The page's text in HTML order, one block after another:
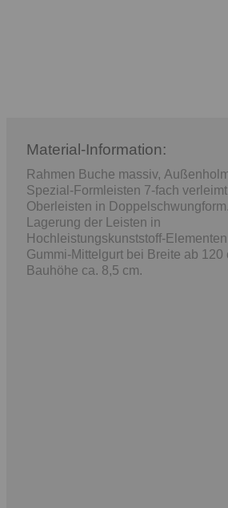
Material-Information:
Rahmen Buche massiv,
Spezial-Formleisten 7-fach
Oberleisten in Doppelschwungform.
Lagerung der Leisten in
Hochleistungskunststoff-
Gummi-Mittelgurt bei Breite ab 120
Bauhöhe ca. 8,5 cm.